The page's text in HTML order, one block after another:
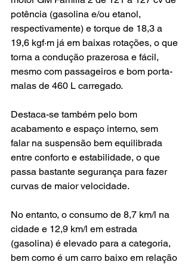
potência (gasolina e/ou etanol,
respectivamente) e torque de 18,3 a
19,6 kgf·m já em baixas rotações, o que
torna a condução prazerosa e fácil,
mesmo com passageiros e bom porta-
malas de 460 L carregado.
Destaca-se também pelo bom
acabamento e espaço interno, sem
falar na suspensão bem equilibrada
entre conforto e estabilidade, o que
passa bastante segurança para fazer
curvas de maior velocidade.
No entanto, o consumo de 8,7 km/l na
cidade e 12,9 km/l em estrada
(gasolina) é elevado para a categoria,
bem como é um carro baixo em relação